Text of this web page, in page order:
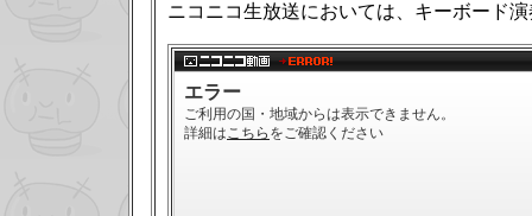
ニコニコ生放送においては、キーボード